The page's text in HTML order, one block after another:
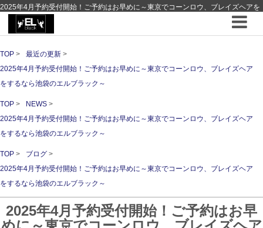
2025年4月予約受付開始！ご予約はお早めに～東京でコーンロウ、ブレイズヘアを
するなら池袋のエルブラック～ ｜ 最近の更新 ｜hair Design EL-black - 池袋 - エル
ブラック - コーンロウブレイズの専門店
TOP
最近の更新
2025年4月予約受付開始！ご予約はお早めに～東京でコーンロウ、ブレイズヘア
をするなら池袋のエルブラック～
TOP
NEWS
2025年4月予約受付開始！ご予約はお早めに～東京でコーンロウ、ブレイズヘア
をするなら池袋のエルブラック～
TOP
ブログ
2025年4月予約受付開始！ご予約はお早めに～東京でコーンロウ、ブレイズヘア
をするなら池袋のエルブラック～
2025年4月予約受付開始！ご予約はお早